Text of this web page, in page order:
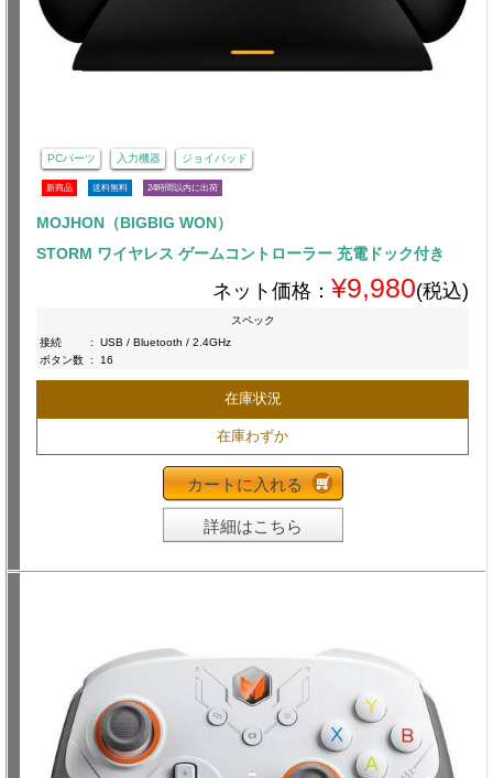
PCパーツ 入力機器 ジョイパッド
新商品 送料無料 24時間以内に出荷
MOJHON（BIGBIG WON）
STORM ワイヤレス ゲームコントローラー 充電ドック付き
ネット価格： ¥9,980(税込)
スペック
接続
:
USB / Bluetooth / 2.4GHz
ボタン数 : 16
在庫状況
在庫わずか
カートに入れる
詳細はこちら